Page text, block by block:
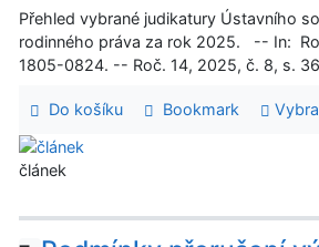
Přehled vybrané judikatury Ústavního
rodinného práva za rok 2025. -- In:
1805-0824. -- Roč. 14, 2025, č. 8, s.
Do košíku Bookmark
článek